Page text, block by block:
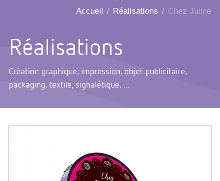
Accueil / Réalisations / Chez Juline
Réalisations
Création graphique, impression, objet publicitaire,
packaging, textile, signalétique, ...